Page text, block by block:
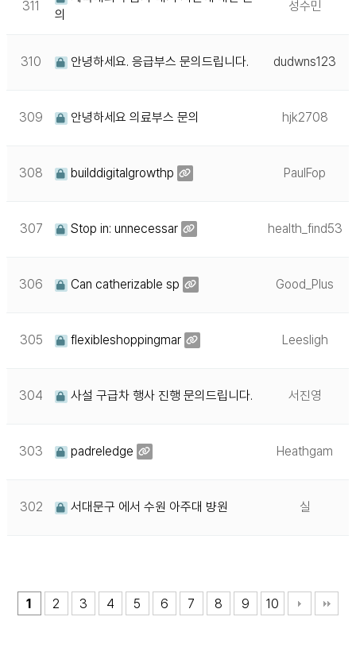
311
의
성수민
310 안녕하세요. 응급부스 문의드립니다. dudwns123
309 안녕하세요 의료부스 문의 hjk2708
308 builddigitalgrowthp PaulFop
307 Stop in: unnecessar health_find53
306 Can catherizable sp Good_Plus
305 flexibleshoppingmar Leesligh
304 사설 구급차 행사 진행 문의드립니다. 서진영
303 padreledge Heathgam
302 서대문구 에서 수원 아주대 뱡원 실
1 2 3 4 5 6 7 8 9 10